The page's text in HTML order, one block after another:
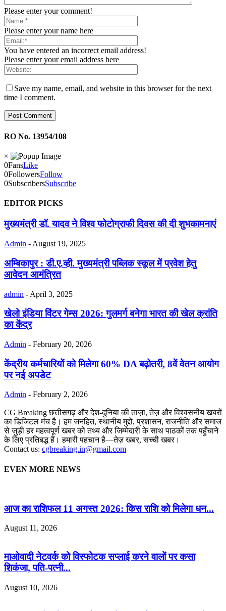
Please enter your comment!
Please enter your name here
You have entered an incorrect email address!
Please enter your email address here
Save my name, email, and website in this browser for the next
time I comment.
RO No. 13954/108
×
0FansLike
0FollowersFollow
0SubscribersSubscribe
EDITOR PICKS
मुख्यमंत्री डॉ. यादव ने विश्व फोटोग्राफी दिवस की दी शुभकामनाएं
Admin - August 19, 2025
अम्बिकापुर : डी.ए.व्ही. मुख्यमंत्री पब्लिक स्कूल में प्रवेश हेतु
आवेदन आमंत्रित
admin - April 3, 2025
खेलो इंडिया विंटर गेम्स 2026: गुलमर्ग बनेगा भारत की खेल क्रांति
का केंद्र
Admin - February 20, 2026
केंद्रीय कर्मचारियों को मिलेगा 60% DA बढ़ोतरी, 8वें वेतन आयोग
पर नई अपडेट
Admin - February 2, 2026
CG Breaking छत्तीसगढ़ और देश-दुनिया की ताज़ा, तेज़ और विश्वसनीय खबरों
का डिजिटल मंच है। हम जनहित, स्थानीय मुद्दों, प्रशासन, राजनीति और समाज
से जुड़ी हर महत्वपूर्ण खबर को तथ्य और जिम्मेदारी के साथ पाठकों तक पहुँचाने
के लिए प्रतिबद्ध हैं। हमारी पहचान है—तेज़ खबर, सच्ची खबर।
Contact us: cgbreaking.in@gmail.com
EVEN MORE NEWS
आज का राशिफल 11 अगस्त 2026: किस राशि को मिलेगा धन...
August 11, 2026
माओवादी नेटवर्क को विस्फोटक सप्लाई करने वालों पर कसा
शिकंजा, पति-पत्नी...
August 10, 2026